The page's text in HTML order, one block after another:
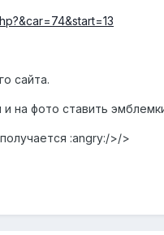
сайта.
на фото ставить
:angry:/>/>